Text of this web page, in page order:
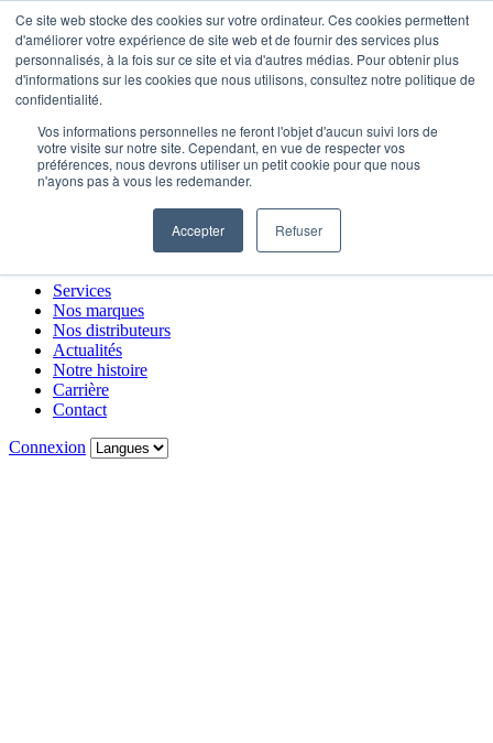
Ce site web stocke des cookies sur votre ordinateur. Ces cookies permettent
d'améliorer votre expérience de site web et de fournir des services plus
personnalisés, à la fois sur ce site et via d'autres médias. Pour obtenir plus
d'informations sur les cookies que nous utilisons, consultez notre politique de
confidentialité.
Vos informations personnelles ne feront l'objet d'aucun suivi lors de
votre visite sur notre site. Cependant, en vue de respecter vos
préférences, nous devrons utiliser un petit cookie pour que nous
n'ayons pas à vous les redemander.
Accepter Refuser
Services
Nos marques
Actualités
Notre histoire
Carrière
Contact
Connexion
Services
Nos marques
Nos distributeurs
Actualités
Notre histoire
Carrière
Contact
Connexion